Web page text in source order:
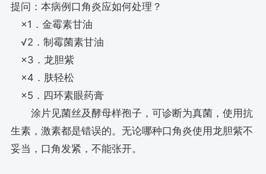
提问：本病例口角炎应如何处理？
×1．金霉素甘油
√2．制霉菌素甘油
×3．龙胆紫
×4．肤轻松
×5．四环素眼药膏
涂片见菌丝及酵母样孢子，可诊断为真菌，使用抗
生素，激素都是错误的。无论哪种口角炎使用龙胆紫不
妥当，口角发紧，不能张开。